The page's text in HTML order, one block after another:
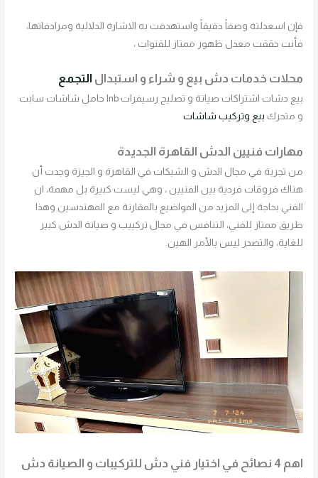
فإن اسعدلتة وصفاً دقيقاً واستهدفت به الاشارة الدلالية ومرادفاتها،
فأنت حققت معدل ظهور ممتاز للقنوات ،
محلات خدمات دش بيع و شراء و استبدال التجمع
بيع دشات اشتراكات صيانة و تصليح رسيفرات lnb حامل شاشات سابت
و متحرك بيع وتركيب شاشات
مهارات فنيين الدش القاهرة الجديدة
من تجربة في مجال الدش و الشبكات في القاهرة و الجيزة وجدت أن
هناك فروقات فردية بين الفنيين ، وهي ليست كبيرة بل مهمة، ان
الفني بحاجة إلى المزيد من المواضيع بالمقارنة مع المهندسين وهذا
طريق ممتاز للفني، التنافس في مجال تركييب و صيانة الدش كبير
للغاية، والتصدر ليس بالأمر الهين.
اهم 4 نصائح في اختيار فني دش للتركيبات و الصيانة
دش